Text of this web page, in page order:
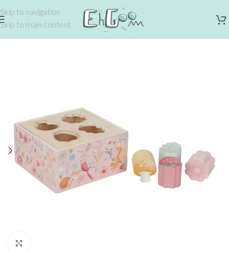
Skip to navigation
Skip to main content